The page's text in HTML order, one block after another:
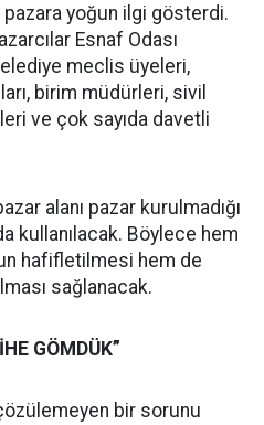
pazara yoğun ilgi gösterdi.
Esnaf Odası
meclis üyeleri,
birim müdürleri, sivil
ve çok sayıda davetli
alanı pazar kurulmadığı
kullanılacak. Böylece hem
hafifletilmesi hem de
sağlanacak.
GÖMDÜK”
bir sorunu